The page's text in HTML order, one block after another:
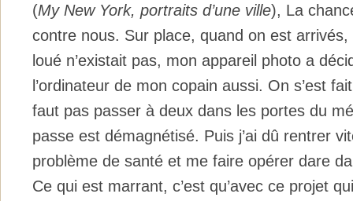
(My New York, portraits d’une ville), La
contre nous. Sur place, quand on est arrivés,
loué n’existait pas, mon appareil photo a
l’ordinateur de mon copain aussi. On s’est
faut pas passer à deux dans les portes du
passe est démagnétisé. Puis j’ai dû rentrer
problème de santé et me faire opérer dare
Ce qui est marrant, c’est qu’avec ce projet